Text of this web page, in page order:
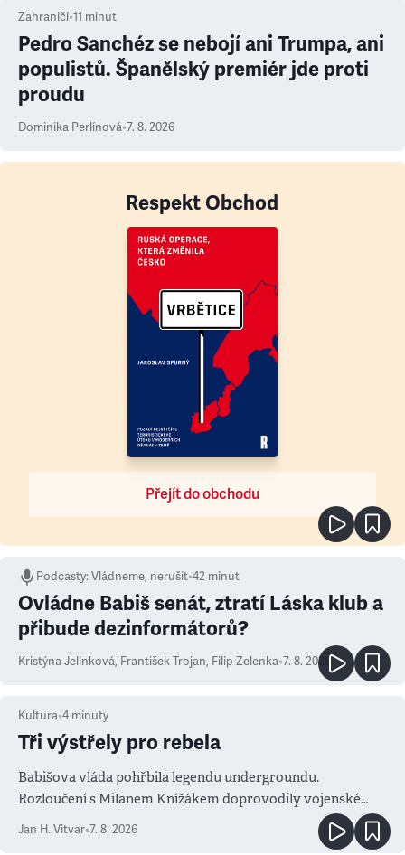
Zahraničí•11 minut
Pedro Sanchéz se nebojí ani Trumpa, ani
populistů. Španělský premiér jde proti
proudu
Dominika Perlínová•7. 8. 2026
Respekt Obchod
Přejít do obchodu
Podcasty:Vládneme, nerušit•42 minut
Ovládne Babiš senát, ztratí Láska klub a
přibude dezinformátorů?
Kristýna Jelínková, František Trojan, Filip Zelenka•7. 8. 2026
Kultura•4 minuty
Tři výstřely pro rebela
Babišova vláda pohřbila legendu undergroundu.
Rozloučení s Milanem Knížákem doprovodily vojenské
salvy i kritika pokrokářů
Jan H. Vitvar•7. 8. 2026